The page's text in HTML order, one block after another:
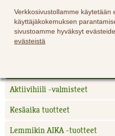
Verkkosivustollamme käytetään
käyttäjäkokemuksen
sivustoamme hyväksyt
evästeistä
Aktiivihiili -valmisteet
Kesäaika tuotteet
Lemmikin AIKA -tuotteet